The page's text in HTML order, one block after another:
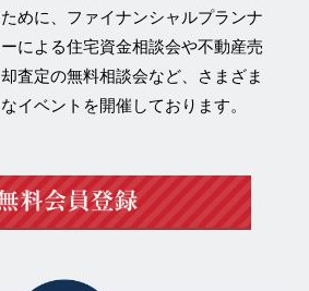
ために、ファイナンシャルプランナ
ーによる住宅資金相談会や不動産売
却査定の無料相談会など、さまざま
なイベントを開催 しております。